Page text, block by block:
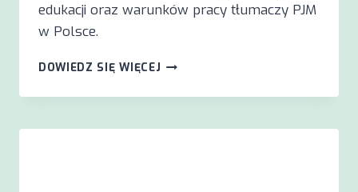
edukacji oraz warunków pracy tłumaczy PJM
w Polsce.
DOWIEDZ SIĘ WIĘCEJ RAPORT
SPISU